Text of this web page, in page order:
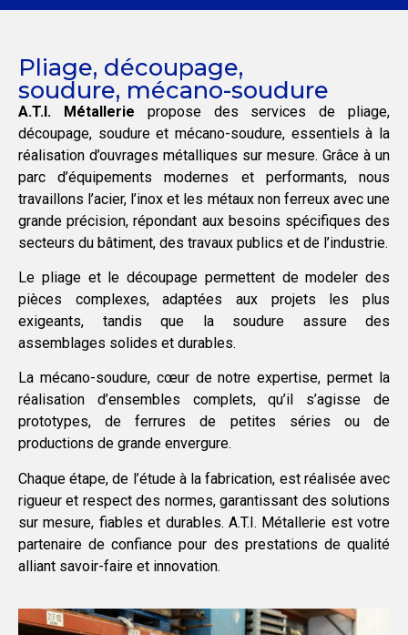
Pliage, découpage,
soudure, mécano-soudure
A.T.I. Métallerie propose des services de pliage,
découpage, soudure et mécano-soudure, essentiels à la
réalisation d’ouvrages métalliques sur mesure. Grâce à un
parc d’équipements modernes et performants, nous
travaillons l’acier, l’inox et les métaux non ferreux avec une
grande précision, répondant aux besoins spécifiques des
secteurs du bâtiment, des travaux publics et de l’industrie.
Le pliage et le découpage permettent de modeler des
pièces complexes, adaptées aux projets les plus
exigeants, tandis que la soudure assure des
assemblages solides et durables.
La mécano-soudure, cœur de notre expertise, permet la
réalisation d’ensembles complets, qu’il s’agisse de
prototypes, de ferrures de petites séries ou de
productions de grande envergure.
Chaque étape, de l’étude à la fabrication, est réalisée avec
rigueur et respect des normes, garantissant des solutions
sur mesure, fiables et durables. A.T.I. Métallerie est votre
partenaire de confiance pour des prestations de qualité
alliant savoir-faire et innovation.